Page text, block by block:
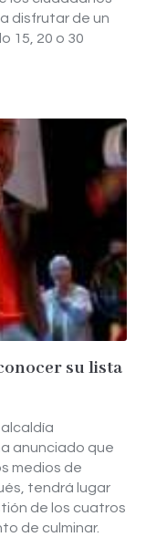
disfrutar de un
15, 20 o 30
su lista
anunciado que
medios de
tendrá lugar
de los cuatros
de culminar.